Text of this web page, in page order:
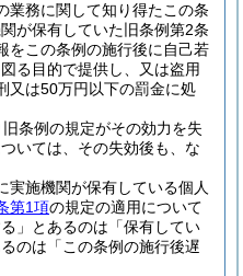
業務に関して知り得たこの条
が保有していた旧条例第2条
をこの条例の施行後に自己若
る目的で提供し、又は盗用
又は50万円以下の罰金に処
条例の規定がその効力を失
いては、その失効後も、な
実施機関が保有している個人
第1項の規定の適用について
」とあるのは「保有してい
のは「この条例の施行後遅